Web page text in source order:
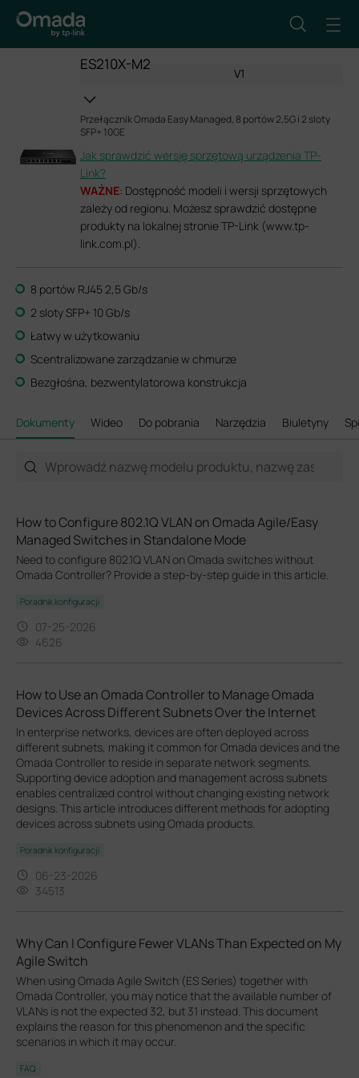
ES210X-M2
V1
Przełącznik Omada Easy Managed, 8 portów 2,5G i 2 sloty
SFP+ 10GE
Jak sprawdzić wersję sprzętową urządzenia TP-
Link?
WAŻNE: Dostępność modeli i wersji sprzętowych
zależy od regionu. Możesz sprawdzić dostępne
produkty na lokalnej stronie TP-Link (www.tp-
link.com.pl).
8 portów RJ45 2,5 Gb/s
2 sloty SFP+ 10 Gb/s
Łatwy w użytkowaniu
Scentralizowane zarządzanie w chmurze
Bezgłośna, bezwentylatorowa konstrukcja
Dokumenty Wideo Do pobrania Narzędzia Biuletyny
How to Configure 802.1Q VLAN on Omada Agile/Easy
Managed Switches in Standalone Mode
Need to configure 802.1Q VLAN on Omada switches without
Omada Controller? Provide a step-by-step guide in this article.
Poradnik konfiguracji
07-25-2026
4626
How to Use an Omada Controller to Manage Omada
Devices Across Different Subnets Over the Internet
In enterprise networks, devices are often deployed across
different subnets, making it common for Omada devices and the
Omada Controller to reside in separate network segments.
Supporting device adoption and management across subnets
enables centralized control without changing existing network
designs. This article introduces different methods for adopting
devices across subnets using Omada products.
Poradnik konfiguracji
06-23-2026
34513
Why Can I Configure Fewer VLANs Than Expected on My
Agile Switch
When using Omada Agile Switch (ES Series) together with
Omada Controller, you may notice that the available number of
VLANs is not the expected 32, but 31 instead. This document
explains the reason for this phenomenon and the specific
scenarios in which it may occur.
FAQ